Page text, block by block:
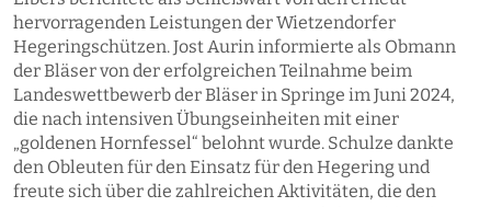
hervorragenden Leistungen der Wietzendorfer
Hegeringschützen. Jost Aurin informierte als Obmann
der Bläser von der erfolgreichen Teilnahme beim
Landeswettbewerb der Bläser in Springe im Juni 2024,
die nach intensiven Übungseinheiten mit einer
„goldenen Hornfessel“ belohnt wurde. Schulze dankte
den Obleuten für den Einsatz für den Hegering und
freute sich über die zahlreichen Aktivitäten, die den